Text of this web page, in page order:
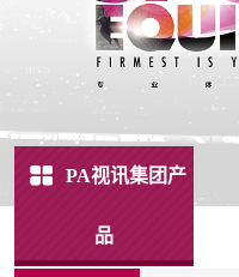
PA视讯集团产
品